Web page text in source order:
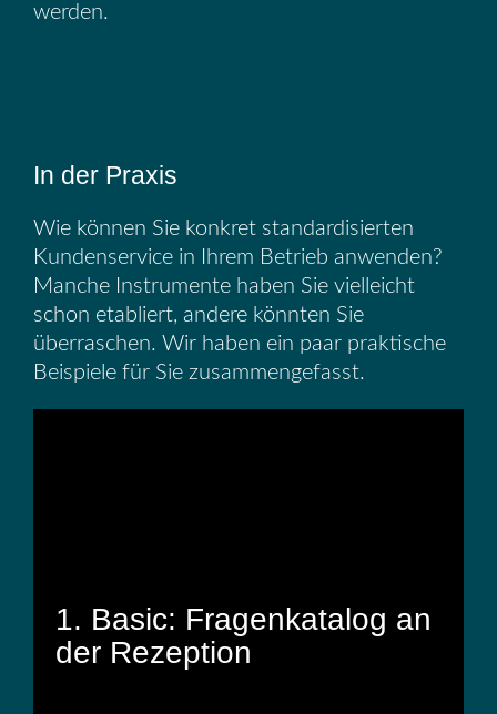
werden.
In der Praxis
Wie können Sie konkret standardisierten
Kundenservice in Ihrem Betrieb anwenden?
Manche Instrumente haben Sie vielleicht
schon etabliert, andere könnten Sie
überraschen. Wir haben ein paar praktische
Beispiele für Sie zusammengefasst.
1. Basic: Fragenkatalog an
der Rezeption